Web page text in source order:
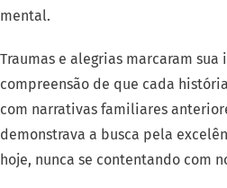
mental.
Traumas e alegrias marcaram
compreensão de que cada
com narrativas familiares
demonstrava a busca pela
hoje, nunca se contentando com